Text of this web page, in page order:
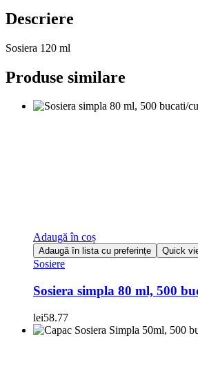
Descriere
Sosiera 120 ml
Produse similare
Adaugă în coș
Adaugă în lista cu preferințe Quick
Sosiere
Sosiera simpla 80 ml, 500
lei58.77